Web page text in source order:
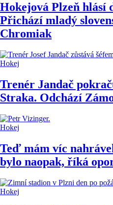
Hokejová Plzeň hlásí
Přichází mladý
Chromiak
Hokej
Trenér Jandač
Straka. Odchází
Hokej
Teď mám víc
bylo naopak, říká
Hokej